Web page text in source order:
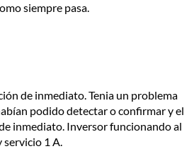
siempre pasa.
de inmediato. Tenia un problema
podido detectar o confirmar y el
inmediato. Inversor funcionando al
1 A.